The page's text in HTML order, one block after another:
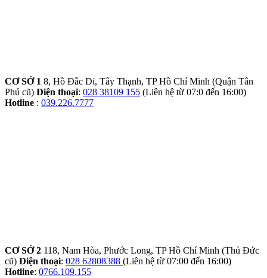
CƠ SỞ 1 8, Hồ Đắc Di, Tây Thạnh, TP Hồ Chí Minh (Quận Tân
Phú cũ) Điện thoại: 028 38109 155 (Liên hệ từ 07:0 đến 16:00)
Hotline : 039.226.7777
CƠ SỞ 2 118, Nam Hòa, Phước Long, TP Hồ Chí Minh (Thủ Đức
cũ) Điện thoại: 028 62808388 (Liên hệ từ 07:00 đến 16:00)
Hotline: 0766.109.155